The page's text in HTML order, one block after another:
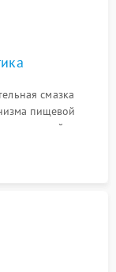
смазка
пищевой
масел.